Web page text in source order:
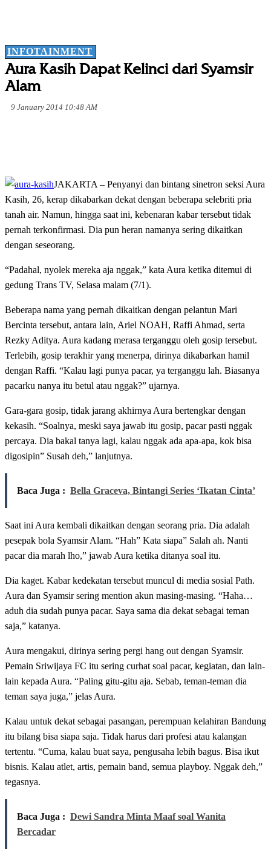
INFOTAINMENT
Aura Kasih Dapat Kelinci dari Syamsir
Alam
9 January 2014 10:48 AM
JAKARTA – Penyanyi dan bintang sinetron seksi Aura
Kasih, 26, kerap dikabarkan dekat dengan beberapa selebriti pria
tanah air. Namun, hingga saat ini, kebenaran kabar tersebut tidak
pernah terkonfirmasi. Dia pun heran namanya sering dikaitkan
dengan seseorang.
“Padahal, nyolek mereka aja nggak,” kata Aura ketika ditemui di
gedung Trans TV, Selasa malam (7/1).
Beberapa nama yang pernah dikaitkan dengan pelantun Mari
Bercinta tersebut, antara lain, Ariel NOAH, Raffi Ahmad, serta
Rezky Aditya. Aura kadang merasa terganggu oleh gosip tersebut.
Terlebih, gosip terakhir yang menerpa, dirinya dikabarkan hamil
dengan Raffi. “Kalau lagi punya pacar, ya terganggu lah. Biasanya
pacarku nanya itu betul atau nggak?” ujarnya.
Gara-gara gosip, tidak jarang akhirnya Aura bertengkar dengan
kekasih. “Soalnya, meski saya jawab itu gosip, pacar pasti nggak
percaya. Dia bakal tanya lagi, kalau nggak ada apa-apa, kok bisa
digosipin” Susah deh,” lanjutnya.
Baca Juga : Bella Graceva, Bintangi Series ‘Ikatan Cinta’
Saat ini Aura kembali dikaitkan dengan seorang pria. Dia adalah
pesepak bola Syamsir Alam. “Hah” Kata siapa” Salah ah. Nanti
pacar dia marah lho,” jawab Aura ketika ditanya soal itu.
Dia kaget. Kabar kedekatan tersebut muncul di media sosial Path.
Aura dan Syamsir sering mention akun masing-masing. “Haha…
aduh dia sudah punya pacar. Saya sama dia dekat sebagai teman
saja,” katanya.
Aura mengakui, dirinya sering pergi hang out dengan Syamsir.
Pemain Sriwijaya FC itu sering curhat soal pacar, kegiatan, dan lain-
lain kepada Aura. “Paling gitu-gitu aja. Sebab, teman-teman dia
teman saya juga,” jelas Aura.
Kalau untuk dekat sebagai pasangan, perempuan kelahiran Bandung
itu bilang bisa siapa saja. Tidak harus dari profesi atau kalangan
tertentu. “Cuma, kalau buat saya, pengusaha lebih bagus. Bisa ikut
bisnis. Kalau atlet, artis, pemain band, semua playboy. Nggak deh,”
tegasnya.
Baca Juga : Dewi Sandra Minta Maaf soal Wanita
Bercadar